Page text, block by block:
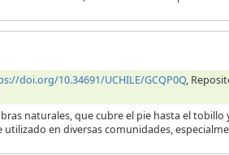
doi.org/10.34691/UCHILE/GCQP0Q,
naturales, que cubre el pie hasta el tobillo
en diversas comunidades,